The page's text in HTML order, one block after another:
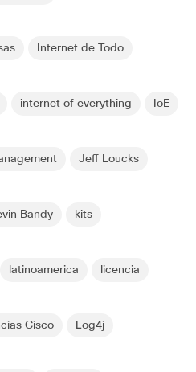
Internet de Todo
internet of everything IoE
Jeff Loucks
Bandy kits
latinoamerica licencia
Cisco Log4j